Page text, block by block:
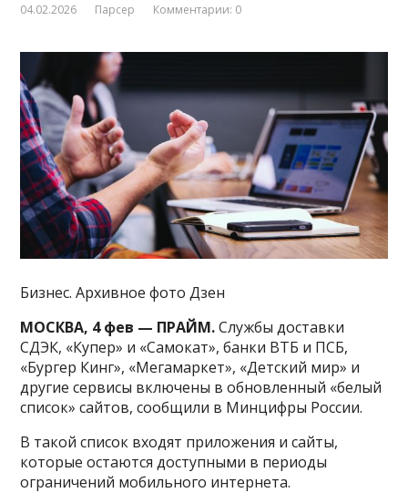
04.02.2026 Парсер Комментарии: 0
Бизнес. Архивное фото Дзен
МОСКВА, 4 фев — ПРАЙМ.Службы доставки
СДЭК, «Купер» и «Самокат», банки ВТБ и ПСБ,
«Бургер Кинг», «Мегамаркет», «Детский мир» и
другие сервисы включены в обновленный «белый
список» сайтов, сообщили в Минцифры России.
В такой список входят приложения и сайты,
которые остаются доступными в периоды
ограничений мобильного интернета.